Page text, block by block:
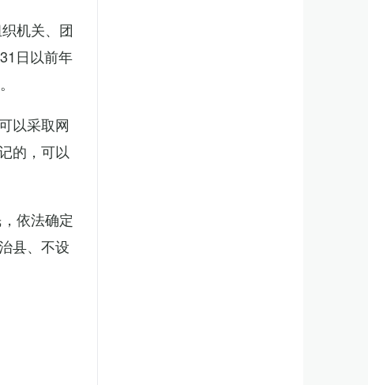
机关、团
日以前年
以采取网
的，可以
依法确定
县、不设